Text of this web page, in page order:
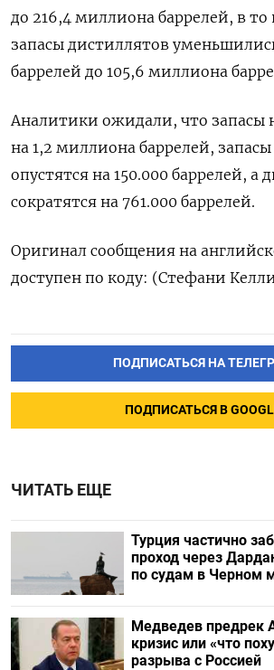
до 216,4 миллиона баррелей, в то
запасы дистиллятов
баррелей до 105,6 миллиона
Аналитики ожидали, что запасы
на 1,2 миллиона баррелей,
опустятся на 150.000 баррелей, а
сократятся на 761.000 баррелей.
Оригинал сообщения на
доступен по коду: (Стефани
ПОДПИСАТЬСЯ НА
ПОДПИСАТЬСЯ В
ЧИТАТЬ ЕЩЕ
Турция частично
проход через
по судам в Черном
Медведев
кризис или «что
разрыва с Россией